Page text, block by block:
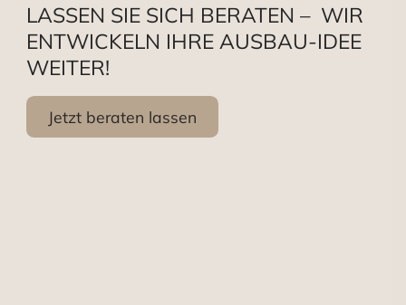
LASSEN SIE SICH BERATEN – WIR
ENTWICKELN IHRE AUSBAU-IDEE
WEITER!
Jetzt beraten lassen